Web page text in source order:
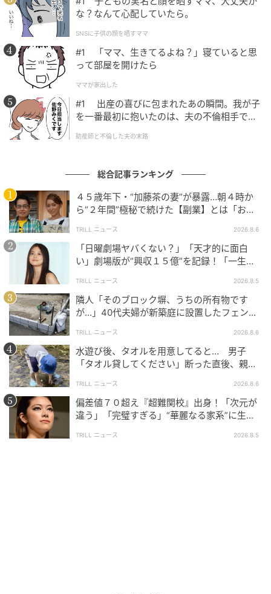
な？なんて心配していたら。
SNSに子供の顔を晒すママ
#1 「ママ、生きてるよね？」寝ていると思
って部屋を開けたら
ママが家出した
#1 出産の喜びに包まれたあの瞬間。我が子
を一番最初に抱いたのは、夫の不倫相手でし
助産師と不倫した夫の末路
総合記事ランキング
４５歳年下・“加藤茶の妻”が暴露…朝４時か
ら“２年間”極秘で続けた【副業】とは「お金
TRILL ニュース 2026.8.6
「日曜劇場ヤバくない？」「天才的に面白
い」劇場版が“興収１５億”を記録！「一生言
TRILL ニュース 2026.8.5
隣人「そのブロック塀、うちの所有物です
が…」40代夫婦が新築庭に設置したフェン
TRILL ニュース 2026.8.6
水遊び後、タオルを用意してると… 男子
「タオル貸してください」断った直後、親が
TRILL ニュース 2026.8.6
偏差値７０超え『超難関校』出身！「次元が
違う」「完璧すぎる」“華麗なる家系”に生ま
TRILL ニュース 2026.8.5